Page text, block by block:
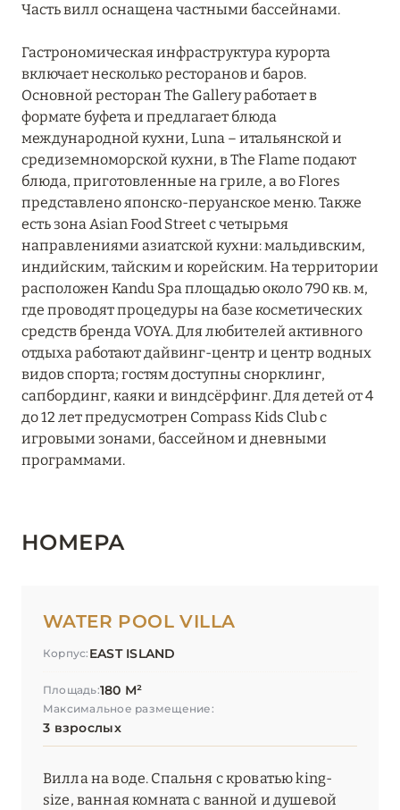
Часть вилл оснащена частными бассейнами.
Гастрономическая инфраструктура курорта
включает несколько ресторанов и баров.
Основной ресторан The Gallery работает в
формате буфета и предлагает блюда
международной кухни, Luna – итальянской и
средиземноморской кухни, в The Flame подают
блюда, приготовленные на гриле, а во Flores
представлено японско-перуанское меню. Также
есть зона Asian Food Street с четырьмя
направлениями азиатской кухни: мальдивским,
индийским, тайским и корейским. На территории
расположен Kandu Spa площадью около 790 кв. м,
где проводят процедуры на базе косметических
средств бренда VOYA. Для любителей активного
отдыха работают дайвинг-центр и центр водных
видов спорта; гостям доступны снорклинг,
сапбординг, каяки и виндсёрфинг. Для детей от 4
до 12 лет предусмотрен Compass Kids Club с
игровыми зонами, бассейном и дневными
программами.
НОМЕРА
WATER POOL VILLA
Корпус: EAST ISLAND
Площадь:180 М²
Максимальное размещение:
3 взрослых
Вилла на воде. Спальня с кроватью king-
size, ванная комната с ванной и душевой